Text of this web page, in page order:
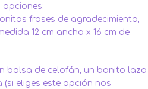
opciones:
frases de agradecimiento,
12 cm ancho x 16 cm de
bolsa de celofán, un bonito lazo
eliges este opción nos